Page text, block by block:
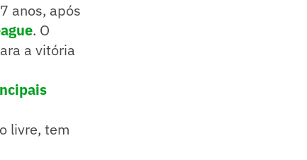
anos, após
. O
a vitória
livre, tem